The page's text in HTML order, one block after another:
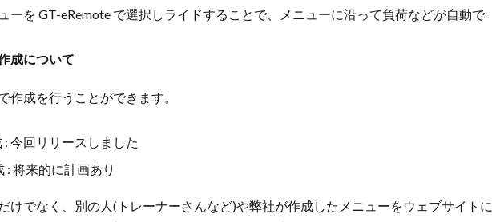
ーを GT-eRemote で選択しライドすることで、メニューに沿って負荷などが自動で
成について
作成を行うことができます。
今回リリースしました
: 将来的に計画あり
けでなく、別の人(トレーナーさんなど)や弊社が作成したメニューをウェブサイトに